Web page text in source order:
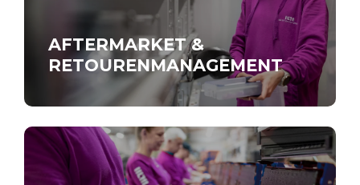
AFTERMARKET &
RETOURENMANAGEMENT